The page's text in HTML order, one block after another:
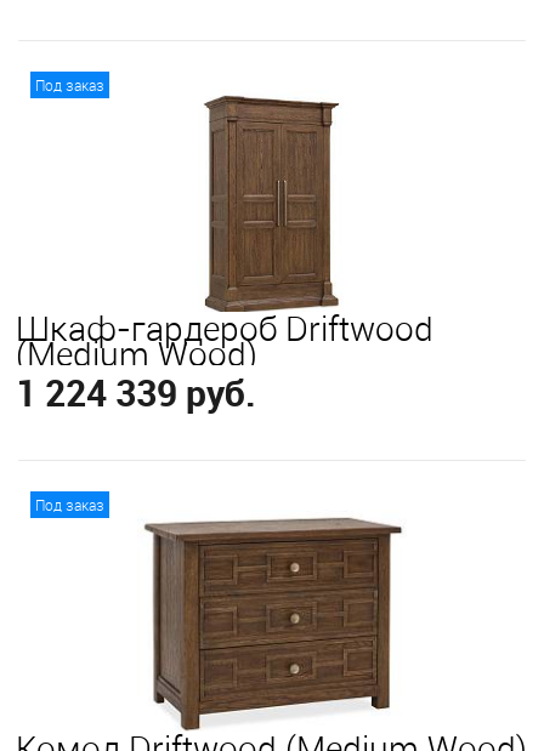
Под заказ
Шкаф-гардероб Driftwood
(Medium Wood)
1 224 339 руб.
Под заказ